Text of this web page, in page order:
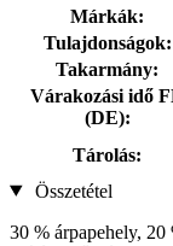
Márkák:
Tulajdonságok:
Takarmány:
Várakozási idő
(DE):
Tárolás:
Összetétel
30 % árpapehely, 20